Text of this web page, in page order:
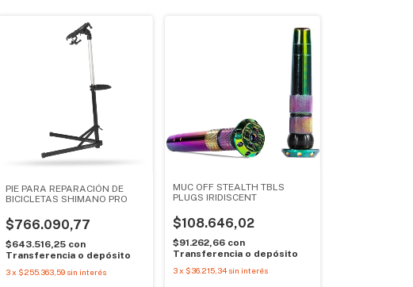
PIE PARA REPARACIÓN DE
BICICLETAS SHIMANO PRO
$766.090,77
$643.516,25 con
Transferencia o depósito
3 x $255.363,59 sin interés
MUC OFF STEALTH TBLS
PLUGS IRIDISCENT
$108.646,02
$91.262,66 con
Transferencia o depósito
3x $36.215,34 sin interés